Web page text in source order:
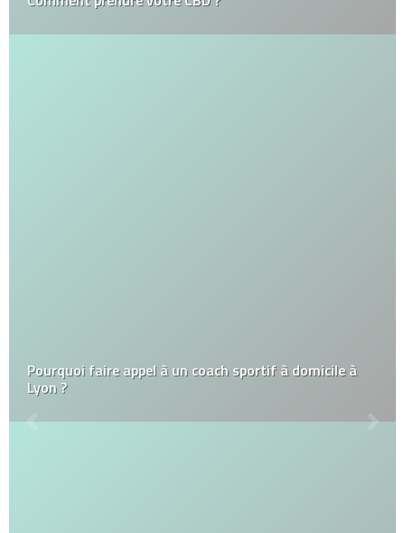
Pourquoi faire appel à un coach sportif à domicile à
Lyon ?